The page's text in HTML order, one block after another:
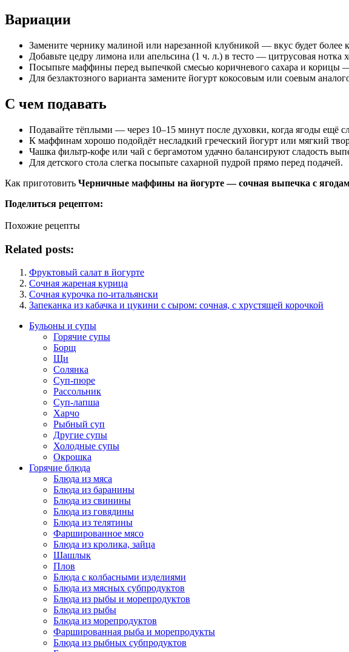
Вариации
Замените чернику малиной или нарезанной клубникой — вкус будет более
Добавьте цедру лимона или апельсина (1 ч. л.) в тесто — цитрусовая нотка
Посыпьте маффины перед выпечкой смесью коричневого сахара и корицы
Для безлактозного варианта замените йогурт кокосовым или соевым
С чем подавать
Подавайте тёплыми — через 10–15 минут после духовки, когда ягоды ещё
К маффинам хорошо подойдёт несладкий греческий йогурт или мягкий
Чашка фильтр-кофе или чай с бергамотом удачно балансируют сладость
Для детского стола слегка посыпьте сахарной пудрой прямо перед подачей.
Как приготовить Черничные маффины на йогурте — сочная выпечка с
Поделиться рецептом:
Похожие рецепты
Related posts:
Фруктовый салат в йогурте
Сочная жареная курица
Сочная курочка по-итальянски
Запеканка из кабачка и цукини с сыром: сочная, с хрустящей корочкой
Бульоны и супы
Горячие супы
Борщ
Щи
Солянка
Суп-пюре
Рассольник
Суп-лапша
Харчо
Рыбный суп
Другие супы
Холодные супы
Окрошка
Горячие блюда
Блюда из мяса
Блюда из баранины
Блюда из свинины
Блюда из говядины
Блюда из телятины
Фаршированное мясо
Блюда из кролика, зайца
Шашлык
Плов
Блюда с колбасными изделиями
Блюда из мясных субпродуктов
Блюда из рыбы и морепродуктов
Блюда из рыбы
Блюда из морепродуктов
Фаршированная рыба и морепродукты
Блюда из рыбных субпродуктов